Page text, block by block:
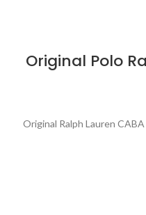
Original Polo
Original Ralph Lauren